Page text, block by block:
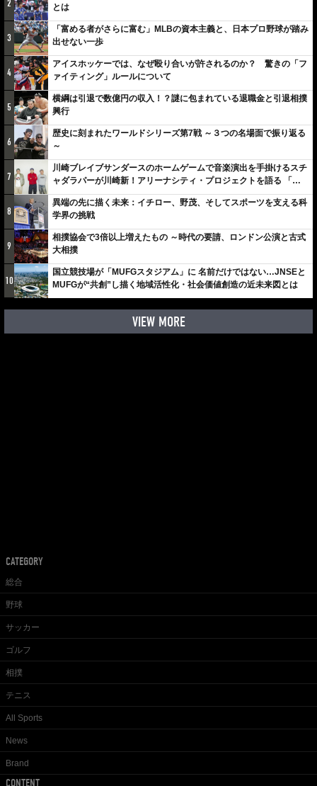
2
とは
3
「富める者がさらに富む」MLBの資本主義と、日本プロ野球が踏み
出せない一歩
4
アイスホッケーでは、なぜ殴り合いが許されるのか？ 驚きの「フ
ァイティング」ルールについて
5
横綱は引退で数億円の収入！？謎に包まれている退職金と引退相撲
興行
6
歴史に刻まれたワールドシリーズ第7戦 ～３つの名場面で振り返る
～
7
川崎ブレイブサンダースのホームゲームで音楽演出を手掛けるスチ
ャダラパーが川崎新！アリーナシティ・プロジェクトを語る 「楽
しみでしかないでしょ。川崎は、ずっと成長曲線だから」
8
異端の先に描く未来：イチロー、野茂、そしてスポーツを支える科
学界の挑戦
9
相撲協会で3倍以上増えたもの ～時代の要請、ロンドン公演と古式
大相撲
10
国立競技場が「MUFGスタジアム」に 名前だけではない…JNSEと
MUFGが“共創”し描く地域活性化・社会価値創造の近未来図とは
VIEW MORE
CATEGORY
総合
野球
サッカー
ゴルフ
相撲
テニス
All Sports
News
Brand
CONTENT